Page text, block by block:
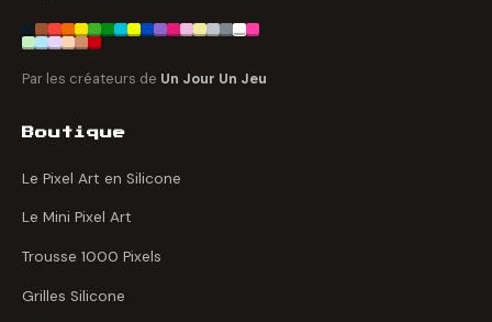
Par les créateurs de Un Jour Un Jeu
Boutique
Le Pixel Art en Silicone
Le Mini Pixel Art
Trousse 1000 Pixels
Grilles Silicone